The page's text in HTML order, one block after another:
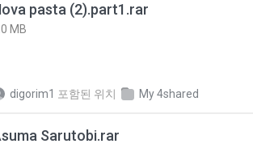
pasta (2).part1.rar
MB
digorim1 포함된 위치 My 4shared
Sarutobi.rar